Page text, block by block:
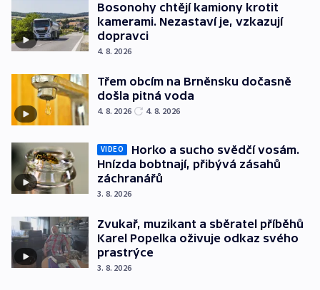
Bosonohy chtějí kamiony krotit
kamerami. Nezastaví je, vzkazují
dopravci
4. 8. 2026
Třem obcím na Brněnsku dočasně
došla pitná voda
4. 8. 2026 4. 8. 2026
VIDEO
Horko a sucho svědčí vosám.
Hnízda bobtnají, přibývá zásahů
záchranářů
3. 8. 2026
Zvukař, muzikant a sběratel příběhů
Karel Popelka oživuje odkaz svého
prastrýce
3. 8. 2026